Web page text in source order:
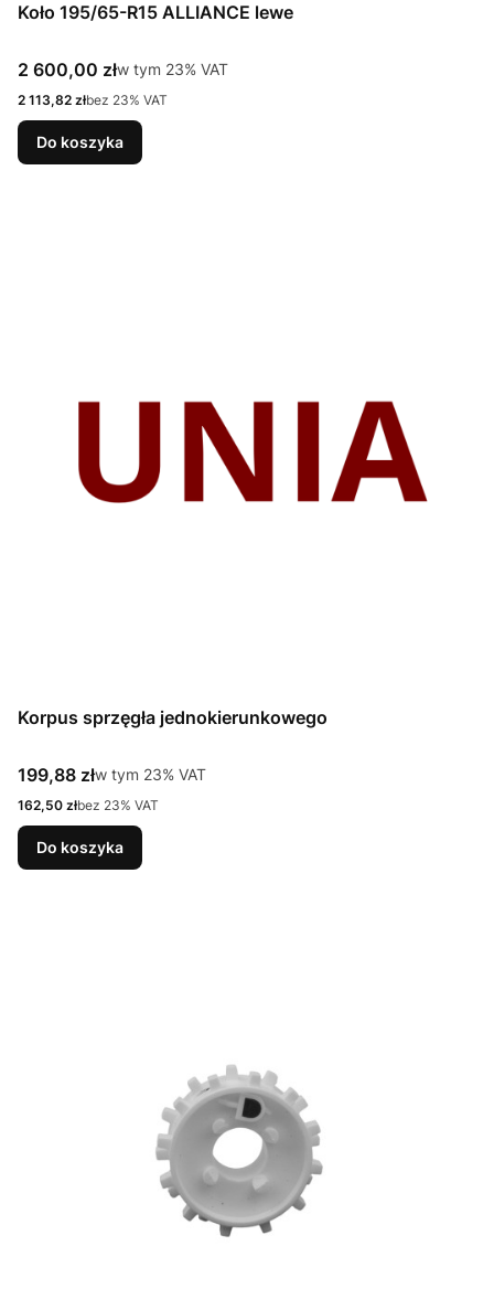
Koło 195/65-R15 ALLIANCE lewe
Cena brutto
2 600,00 złw tym %s VAT
w tym 23% VAT
Cena netto
2 113,82 złbez 23% VAT
Do koszyka
Korpus sprzęgła jednokierunkowego
Cena brutto
199,88 złw tym %s VAT
w tym 23% VAT
Cena netto
162,50 złbez 23% VAT
Do koszyka